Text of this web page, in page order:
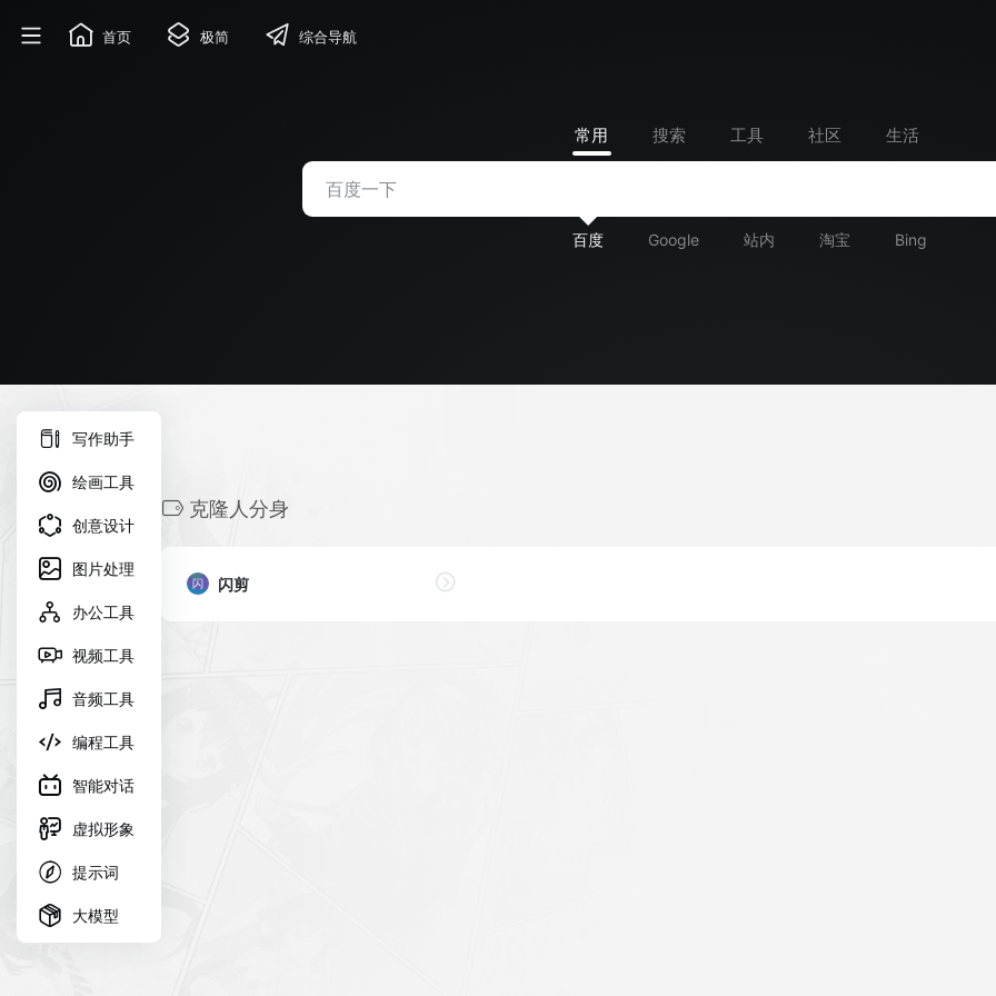
首页 极简 综合导航
常用 搜索 工具 社区 生活
百度 Google 站内 淘宝 Bing
写作助手
绘画工具
创意设计
图片处理
办公工具
视频工具
音频工具
编程工具
智能对话
虚拟形象
提示词
大模型
克隆人分身
闪剪